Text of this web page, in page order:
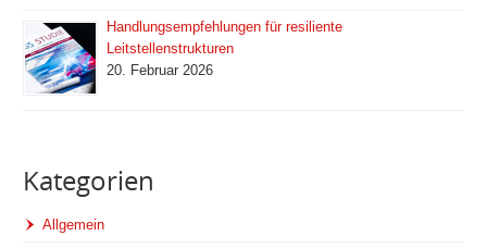
Handlungsempfehlungen für resiliente
Leitstellenstrukturen
20. Februar 2026
Kategorien
Allgemein